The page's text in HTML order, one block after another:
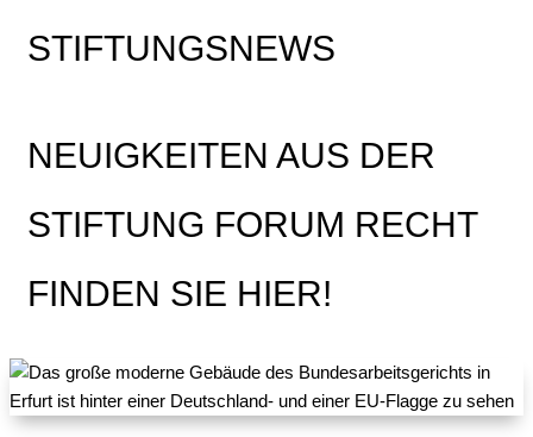
STIFTUNGSNEWS
NEUIGKEITEN AUS DER
STIFTUNG FORUM RECHT
FINDEN SIE HIER!